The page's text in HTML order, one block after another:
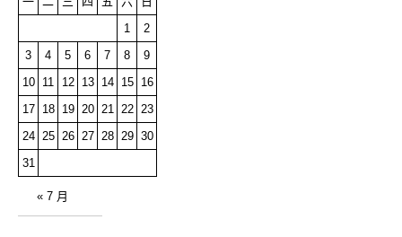
1
2
3
4 5 6 7 8
9
10
11 12 13 14 15
16
17
18 19 20 21 22 23
24 25 26 27 28 29 30
31
« 7 月